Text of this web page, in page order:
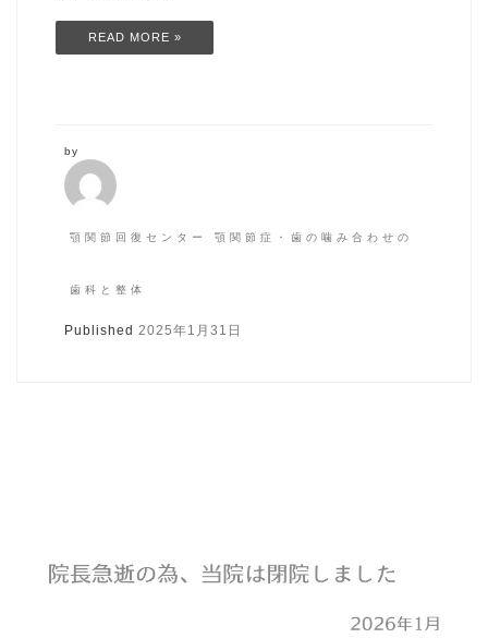
READ MORE »
by
顎関節回復センター 顎関節症・歯の噛み合わせの
歯科と整体
Published2025年1月31日